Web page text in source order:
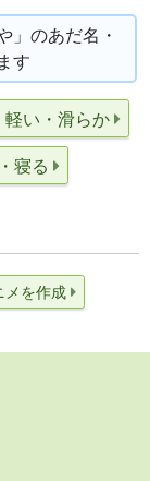
」のあだ名・
す
軽い・滑らか
寝る
メを作成